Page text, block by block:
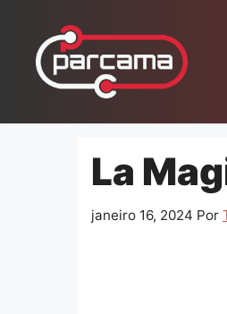
conteúdo
La
janeiro 16, 2024 Por